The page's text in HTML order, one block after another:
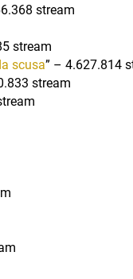
stream
stream
scusa” – 4.627.814
stream